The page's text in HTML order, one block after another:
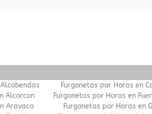
Alcorcon
Aravaca
Furgonetas por Horas en
Furgonetas por Horas en
Furgonetas por Horas en